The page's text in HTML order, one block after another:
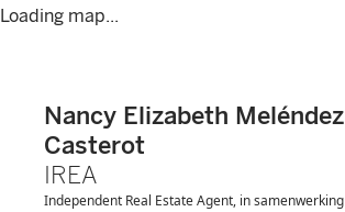
Loading map...
Nancy Elizabeth Meléndez
Casterot
IREA
Independent Real Estate Agent, in samenwerking